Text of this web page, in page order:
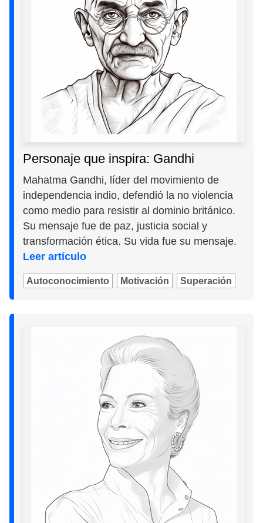
Personaje que inspira: Gandhi
Mahatma Gandhi, líder del movimiento de
independencia indio, defendió la no violencia
como medio para resistir al dominio británico.
Su mensaje fue de paz, justicia social y
transformación ética. Su vida fue su mensaje.
Leer artículo
Autoconocimiento Motivación Superación